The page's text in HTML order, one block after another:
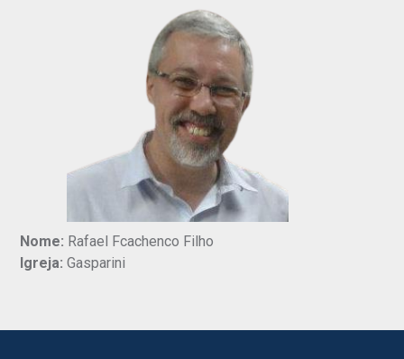
Nome: Rafael Fcachenco Filho
Igreja: Gasparini